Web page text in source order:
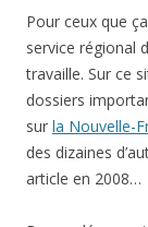
Pour ceux que
service régional
travaille. Sur ce
dossiers
sur la Nouvelle-
des dizaines
article en 2008…